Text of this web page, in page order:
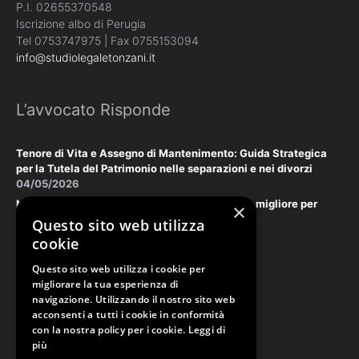
P.I. 02655370548
Iscrizione albo di Perugia
Tel 0753747975 | Fax 0755153094
info@studiolegaletonzani.it
L’avvocato Risponde
Tenore di Vita e Assegno di Mantenimento: Guida Strategica
per la Tutela del Patrimonio nelle separazioni e nei divorzi
04/05/2026
Negoziazione Assistita vs. Tribunale: la scelta migliore per
tutelare il vostro patrimonio e la vostra privacy
18/03/2026
Law & Disclaimer
PRIVACY POLICY
COOKIE POLICY
×
Questo sito web utilizza
cookie
Questo sito web utilizza i cookie per
migliorare la tua esperienza di
navigazione. Utilizzando il nostro sito web
acconsenti a tutti i cookie in conformità
con la nostra policy per i cookie. Leggi di
più